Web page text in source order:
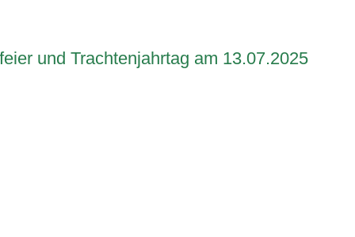
und Trachtenjahrtag am 13.07.2025